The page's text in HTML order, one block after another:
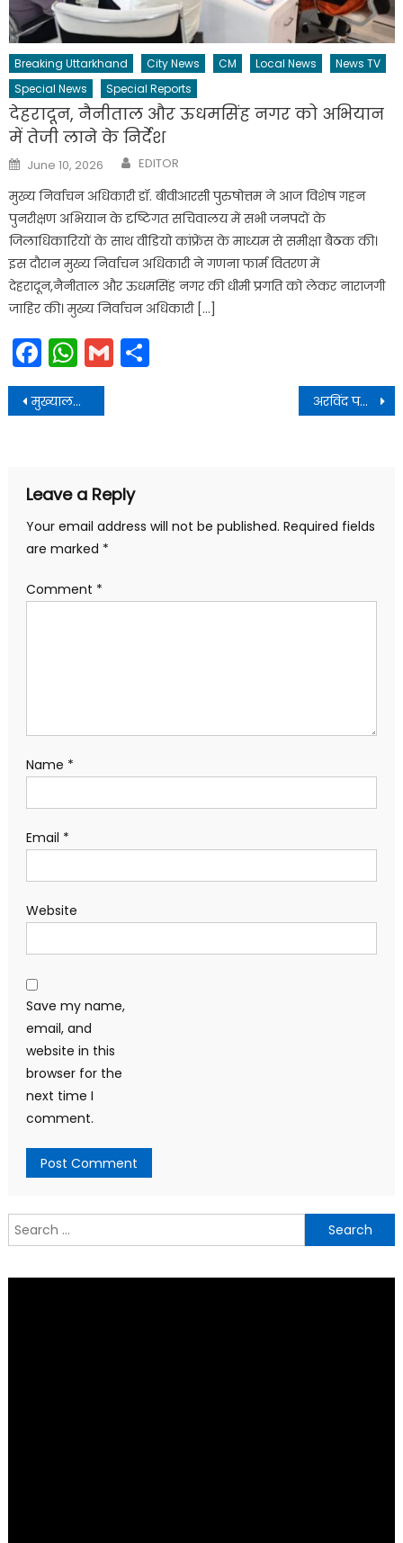
Breaking Uttarkhand City News CM Local News
News TV
Special News
Special Reports
देहरादून, नैनीताल और ऊधमसिंह नगर को अभियान
में तेजी लाने के निर्देश
Posted
on
June 10, 2026 Author
EDITOR
मुख्य निर्वाचन अधिकारी डॉ. बीवीआरसी पुरुषोत्तम ने आज विशेष गहन
पुनरीक्षण अभियान के दृष्टिगत सचिवालय में सभी जनपदों के
जिलाधिकारियों के साथ वीडियो कांफ्रेंस के माध्यम से समीक्षा बैठक की।
इस दौरान मुख्य निर्वाचन अधिकारी ने गणना फार्म वितरण में
देहरादून,नैनीताल और ऊधमसिंह नगर की धीमी प्रगति को लेकर नाराजगी
जाहिर की। मुख्य निर्वाचन अधिकारी […]
Facebook
WhatsApp
Gmail
Post
navigation
मुख्यालयों में उपस्थित रहकर अपने दायित्वों का निर्वहन करने के सख्त निर्देश दिए गए अरविंद पनगढ़िया जी एवं आयोग के प्रतिनिधिमंडल का स्वागत किया
Leave a Reply
Your email address will not be published. Required fields
are marked *
Comment *
Name *
Email *
Website
Save my name,
email, and
website in this
browser for the
next time I
comment.
Search
for: